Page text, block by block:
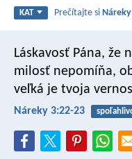
KAT Prečítajte si
Láskavosť Pána, že
milosť nepomíňa,
veľká je tvoja
Náreky 3:22-23